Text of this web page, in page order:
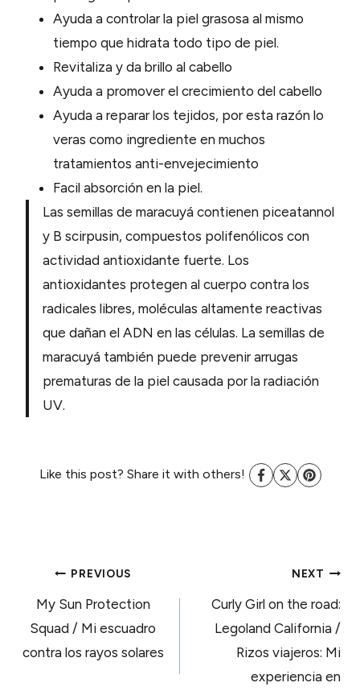
Ayuda a controlar la piel grasosa al mismo
tiempo que hidrata todo tipo de piel.
Revitaliza y da brillo al cabello
Ayuda a promover el crecimiento del cabello
Ayuda a reparar los tejidos, por esta razón lo
veras como ingrediente en muchos
tratamientos anti-envejecimiento
Facil absorción en la piel.
Las semillas de maracuyá contienen piceatannol
y B scirpusin, compuestos polifenólicos con
actividad antioxidante fuerte. Los
antioxidantes protegen al cuerpo contra los
radicales libres, moléculas altamente reactivas
que dañan el ADN en las células. La semillas de
maracuyá también puede prevenir arrugas
prematuras de la piel causada por la radiación
UV.
Like this post? Share it with others!
POST
NAVIGATION
PREVIOUS
My Sun Protection
Squad / Mi escuadro
contra los rayos solares
NEXT
Curly Girl on the road:
Legoland California /
Rizos viajeros: Mi
experiencia en